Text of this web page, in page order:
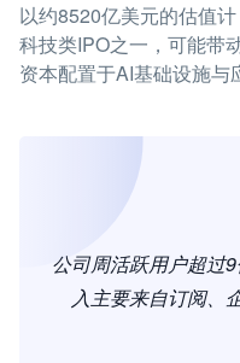
以约8520亿美元的估值
科技类IPO之一，可能带
资本配置于AI基础设施与
公司周活跃用户超过
入主要来自订阅、